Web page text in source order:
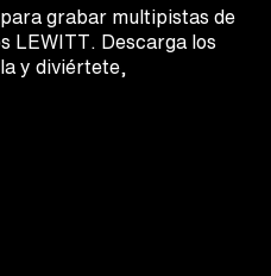
grabar multipistas de
LEWITT. Descarga los
y diviértete,